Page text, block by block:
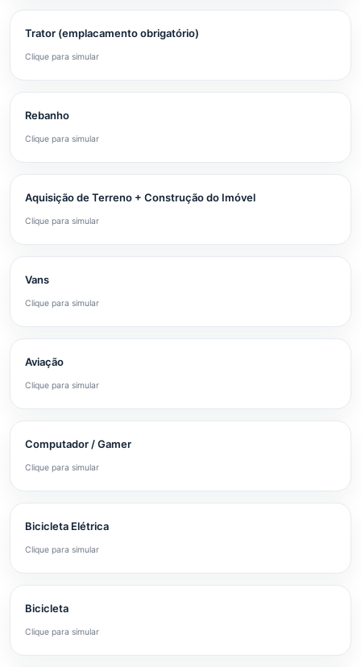
Trator (emplacamento obrigatório)
Clique para simular
Rebanho
Clique para simular
Aquisição de Terreno + Construção do Imóvel
Clique para simular
Vans
Clique para simular
Aviação
Clique para simular
Computador / Gamer
Clique para simular
Bicicleta Elétrica
Clique para simular
Bicicleta
Clique para simular